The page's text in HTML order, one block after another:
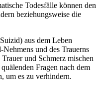
Todesfälle können den
beziehungsweise die
aus dem Leben
Nehmens und des Trauerns
und Schmerz mischen
Fragen nach dem
um es zu verhindern.